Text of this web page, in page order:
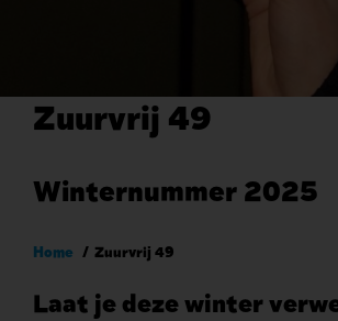
Zuurvrij 49
Winternummer 2025
Kruimelpad
Home Zuurvrij 49
Laat je deze winter